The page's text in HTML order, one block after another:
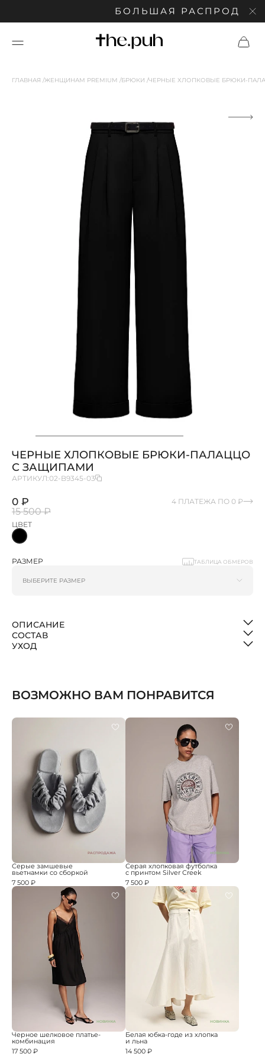
БОЛЬШАЯ РАСПРОДАЖА:
ГЛАВНАЯ ЖЕНЩИНАМ PREMIUM БРЮКИ ЧЕРНЫЕ ХЛОПКОВЫЕ БРЮКИ-
ЧЕРНЫЕ ХЛОПКОВЫЕ БРЮКИ-ПАЛАЦЦО
С ЗАЩИПАМИ
АРТИКУЛ:02-B9345-03
0 ₽
15 500 ₽
4 ПЛАТЕЖА ПО 0 ₽
ЦВЕТ
РАЗМЕР ТАБЛИЦА ОБМЕРОВ
ОПИСАНИЕ
СОСТАВ
УХОД
ВОЗМОЖНО ВАМ ПОНРАВИТСЯ
РАСПРОДАЖА
Серые замшевые
вьетнамки со сборкой
7 500 ₽
НОВИНКА
Серая хлопковая футболка
с принтом Silver Creek
7 500 ₽
НОВИНКА
Черное шелковое платье-
комбинация
17 500 ₽
НОВИНКА
Белая юбка-годе из хлопка
и льна
14 500 ₽